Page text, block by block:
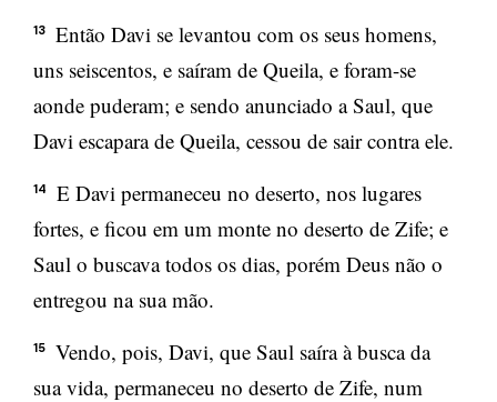
13
Então Davi se levantou com os seus homens,
uns seiscentos, e saíram de Queila, e foram-se
aonde puderam; e sendo anunciado a Saul, que
Davi escapara de Queila, cessou de sair contra ele.
14
E Davi permaneceu no deserto, nos lugares
fortes, e ficou em um monte no deserto de Zife; e
Saul o buscava todos os dias, porém Deus não o
entregou na sua mão.
15
Vendo, pois, Davi, que Saul saíra à busca da
sua vida, permaneceu no deserto de Zife, num